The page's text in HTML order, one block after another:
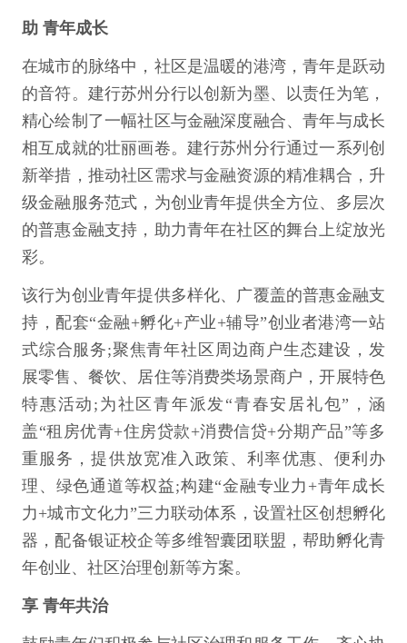
助 青年成长
在城市的脉络中，社区是温暖的港湾，青年是跃动
的音符。建行苏州分行以创新为墨、以责任为笔，
精心绘制了一幅社区与金融深度融合、青年与成长
相互成就的壮丽画卷。建行苏州分行通过一系列创
新举措，推动社区需求与金融资源的精准耦合，升
级金融服务范式，为创业青年提供全方位、多层次
的普惠金融支持，助力青年在社区的舞台上绽放光
彩。
该行为创业青年提供多样化、广覆盖的普惠金融支
持，配套“金融+孵化+产业+辅导”创业者港湾一站
式综合服务;聚焦青年社区周边商户生态建设，发
展零售、餐饮、居住等消费类场景商户，开展特色
特惠活动;为社区青年派发“青春安居礼包”，涵
盖“租房优青+住房贷款+消费信贷+分期产品”等多
重服务，提供放宽准入政策、利率优惠、便利办
理、绿色通道等权益;构建“金融专业力+青年成长
力+城市文化力”三力联动体系，设置社区创想孵化
器，配备银证校企等多维智囊团联盟，帮助孵化青
年创业、社区治理创新等方案。
享 青年共治